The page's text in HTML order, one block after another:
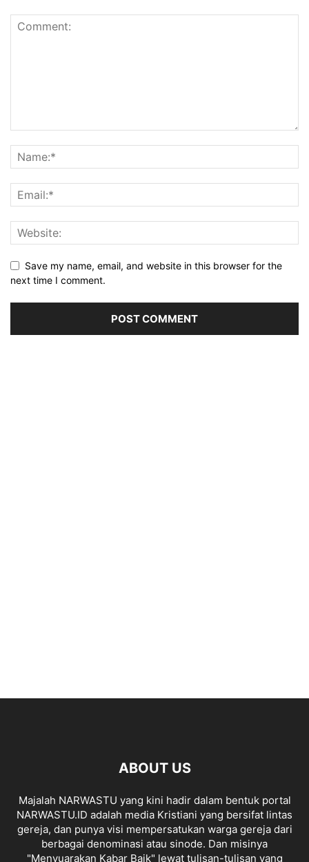
Save my name, email, and website in this browser for the
next time I comment.
ABOUT US
Majalah NARWASTU yang kini hadir dalam bentuk portal
NARWASTU.ID adalah media Kristiani yang bersifat lintas
gereja, dan punya visi mempersatukan warga gereja dari
berbagai denominasi atau sinode. Dan misinya
"Menyuarakan Kabar Baik" lewat tulisan-tulisan yang